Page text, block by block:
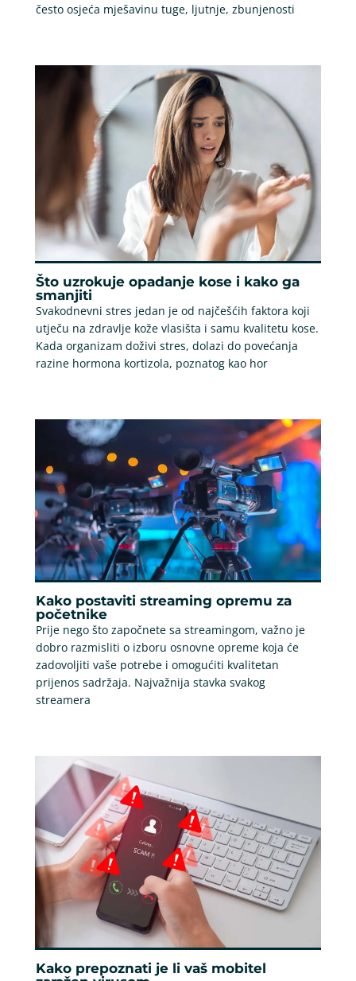
često osjeća mješavinu tuge, ljutnje, zbunjenosti
Što uzrokuje opadanje kose i kako ga
smanjiti
Svakodnevni stres jedan je od najčešćih faktora koji
utječu na zdravlje kože vlasišta i samu kvalitetu kose.
Kada organizam doživi stres, dolazi do povećanja
razine hormona kortizola, poznatog kao hor
Kako postaviti streaming opremu za
početnike
Prije nego što započnete sa streamingom, važno je
dobro razmisliti o izboru osnovne opreme koja će
zadovoljiti vaše potrebe i omogućiti kvalitetan
prijenos sadržaja. Najvažnija stavka svakog
streamera
Kako prepoznati je li vaš mobitel